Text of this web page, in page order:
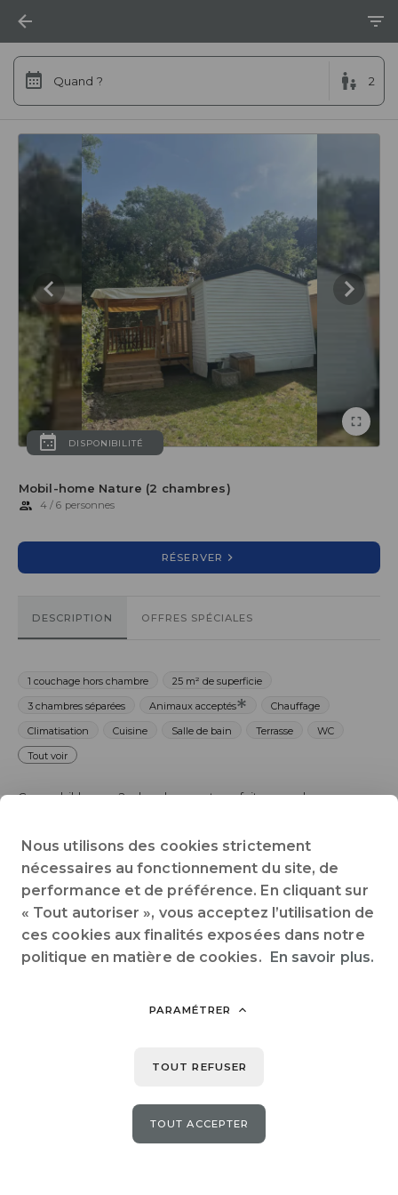
Quand ? 2
DISPONIBILITÉ
Mobil-home Nature (2 chambres)
4 / 6 personnes
RÉSERVER
DESCRIPTION OFFRES SPÉCIALES
1 couchage hors chambre
25 m² de superficie
3 chambres séparées
Animaux acceptés
Chauffage
Climatisation
Cuisine Salle de bain Terrasse
WC
Tout voir
Ce mobil-home 2 chambres est parfait pour des vacances
banquette convertible, tout le monde y trouve sa place. La
cuisine, bien équipée (frigo, gazinière, micro-ondes), vous
permet de préparer vos repas comme à la maison. La
climatisation réversible, la salle de douche et les WC séparés
ajoutent au confort quotidien. Astucieux et cosy, il offre une
ambiance chaleureuse sur 25m2. À l’extérieur, une jolie
terrasse ombragée sous les arbres vous invite à partager des
repas ou à vous détendre en pleine nature.
Nous utilisons des cookies strictement
nécessaires au fonctionnement du site, de
performance et de préférence. En cliquant sur
« Tout autoriser », vous acceptez l’utilisation de
ces cookies aux finalités exposées dans notre
politique en matière de cookies. En savoir plus.
PARAMÉTRER
TOUT REFUSER
TOUT ACCEPTER